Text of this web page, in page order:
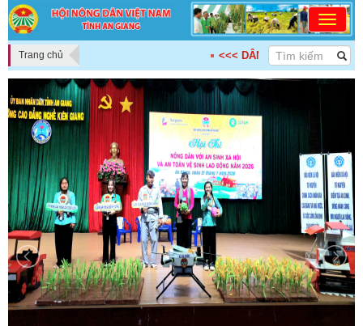
Trang chủ <<< DÂN CHỦ - ĐOÀN KẾT - KẾ